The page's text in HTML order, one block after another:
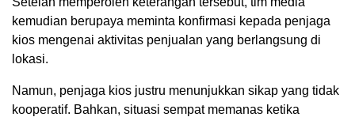
kemudian berupaya meminta konfirmasi kepada penjaga
kios mengenai aktivitas penjualan yang berlangsung di
lokasi.
Namun, penjaga kios justru menunjukkan sikap yang tidak
kooperatif. Bahkan, situasi sempat memanas ketika